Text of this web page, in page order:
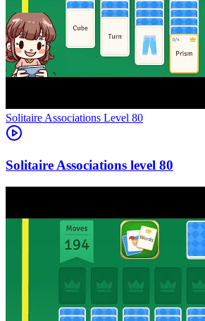
Level 80
80